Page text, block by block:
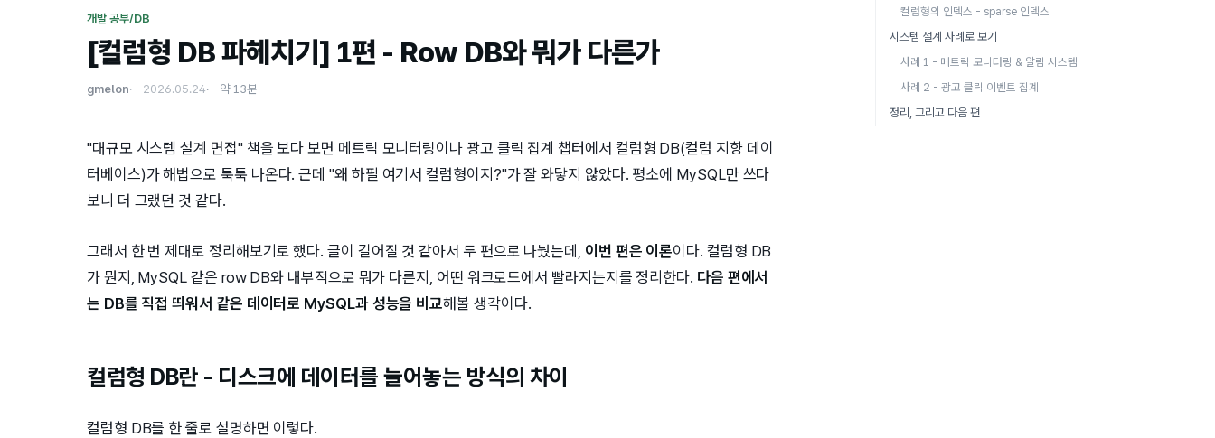
개발 공부/DB
[컬럼형 DB 파헤치기] 1편 - Row DB와 뭐가 다른가
gmelon 2026.05.24 약 13분
"대규모 시스템 설계 면접" 책을 보다 보면 메트릭 모니터링이나 광고 클릭 집계 챕터에서 컬럼형 DB(컬럼 지향 데이
터베이스)가 해법으로 툭툭 나온다. 근데 "왜 하필 여기서 컬럼형이지?"가 잘 와닿지 않았다. 평소에 MySQL만 쓰다
보니 더 그랬던 것 같다.
그래서 한 번 제대로 정리해보기로 했다. 글이 길어질 것 같아서 두 편으로 나눴는데, 이번 편은 이론이다. 컬럼형 DB
가 뭔지, MySQL 같은 row DB와 내부적으로 뭐가 다른지, 어떤 워크로드에서 빨라지는지를 정리한다. 다음 편에서
는 DB를 직접 띄워서 같은 데이터로 MySQL과 성능을 비교해볼 생각이다.
컬럼형 DB란 - 디스크에 데이터를 늘어놓는 방식의 차이
컬럼형 DB를 한 줄로 설명하면 이렇다.
컬럼형의 인덱스 - sparse 인덱스
시스템 설계 사례로 보기
사례 1 - 메트릭 모니터링 & 알림 시스템
사례 2 - 광고 클릭 이벤트 집계
정리, 그리고 다음 편